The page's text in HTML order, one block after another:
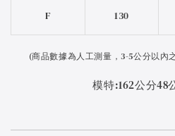
F 130
(商品數據為人工測量，3-5公分以內
模特:162公分48